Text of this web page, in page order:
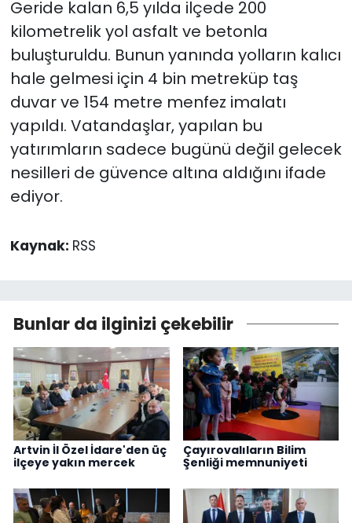
Geride kalan 6,5 yılda ilçede 200
kilometrelik yol asfalt ve betonla
buluşturuldu. Bunun yanında yolların kalıcı
hale gelmesi için 4 bin metreküp taş
duvar ve 154 metre menfez imalatı
yapıldı. Vatandaşlar, yapılan bu
yatırımların sadece bugünü değil gelecek
nesilleri de güvence altına aldığını ifade
ediyor.
Kaynak: RSS
Bunlar da ilginizi çekebilir
Artvin İl Özel İdare'den üç
ilçeye yakın mercek
Çayırovalıların Bilim
Şenliği memnuniyeti